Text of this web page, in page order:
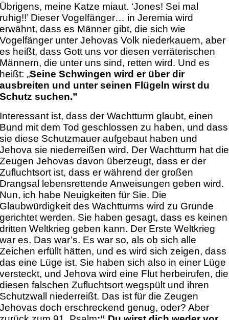
Übrigens, meine Katze miaut. ‘Jones! Sei mal
ruhig!!’ Dieser Vogelfänger… in Jeremia wird
erwähnt, dass es Männer gibt, die sich wie
Vogelfänger unter Jehovas Volk niederkauern, aber
es heißt, dass Gott uns vor diesen verräterischen
Männern, die unter uns sind, retten wird. Und es
heißt: „Seine Schwingen wird er über dir
ausbreiten und unter seinen Flügeln wirst du
Schutz suchen.”
Interessant ist, dass der Wachtturm glaubt, einen
Bund mit dem Tod geschlossen zu haben, und dass
sie diese Schutzmauer aufgebaut haben und
Jehova sie niederreißen wird. Der Wachtturm hat die
Zeugen Jehovas davon überzeugt, dass er der
Zufluchtsort ist, dass er während der großen
Drangsal lebensrettende Anweisungen geben wird.
Nun, ich habe Neuigkeiten für Sie. Die
Glaubwürdigkeit des Wachtturms wird zu Grunde
gerichtet werden. Sie haben gesagt, dass es keinen
dritten Weltkrieg geben kann. Der Erste Weltkrieg
war es. Das war’s. Es war so, als ob sich alle
Zeichen erfüllt hätten, und es wird sich zeigen, dass
das eine Lüge ist. Sie haben sich also in einer Lüge
versteckt, und Jehova wird eine Flut herbeirufen, die
diesen falschen Zufluchtsort wegspült und ihren
Schutzwall niederreißt. Das ist für die Zeugen
Jehovas doch erschreckend genug, oder? Aber